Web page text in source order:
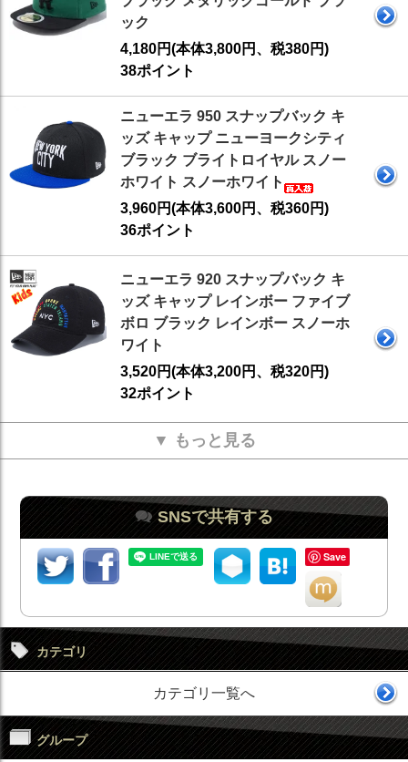
ック
4,180円(本体3,800円、税380円)
38ポイント
ニューエラ 950 スナップバック キ
ッズ キャップ ニューヨークシティ
ブラック ブライトロイヤル スノー
ホワイト スノーホワイト
3,960円(本体3,600円、税360円)
36ポイント
ニューエラ 920 スナップバック キ
ッズ キャップ レインボー ファイブ
ボロ ブラック レインボー スノーホ
ワイト
3,520円(本体3,200円、税320円)
32ポイント
▼ もっと見る
SNSで共有する
Save
カテゴリ
カテゴリ一覧へ
グループ